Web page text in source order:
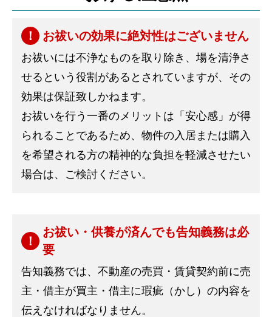
お祓いの効果に絶対性はございません
お祓いには不浄なものを取り除き、場を清浄さ
せるという役割があるとされていますが、その
効果は保証致しかねます。
お祓いを行う一番のメリットは「安心感」が得
られることであるため、物件の入居または購入
を希望される方の精神的な負担を軽減させたい
場合は、ご検討ください。
お祓い・供養が済んでも告知義務は必
要
告知義務では、不動産の売買・賃貸契約前に売
主・借主が買主・借主に瑕疵（かし）の内容を
伝えなければなりません。